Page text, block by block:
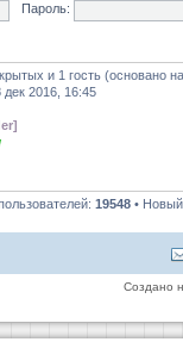
Пароль:
и 1 гость (основано
2016, 16:45
19548 •
Создано